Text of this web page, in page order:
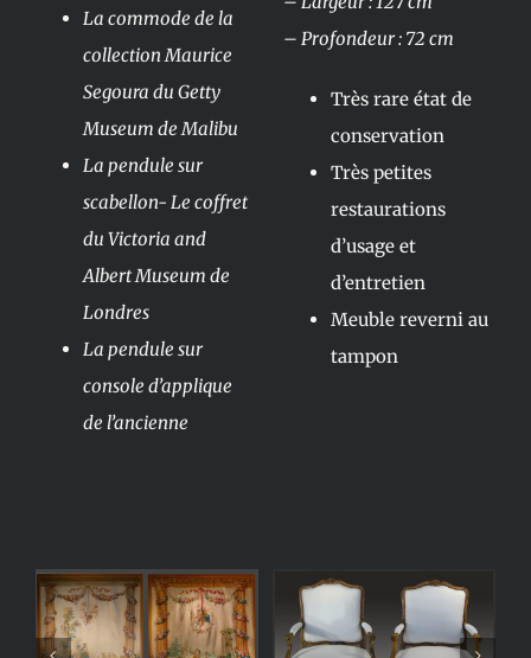
La commode de la
collection Maurice
Segoura du Getty
Museum de Malibu
La pendule sur
scabellon- Le coffret
du Victoria and
Albert Museum de
Londres
La pendule sur
console d’applique
de l’ancienne
– Profondeur : 72 cm
Très rare état de
conservation
Très petites
restaurations
d’usage et
d’entretien
Meuble reverni au
tampon